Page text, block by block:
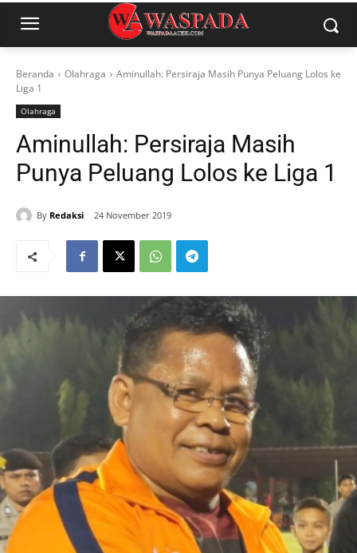
Beranda Olahraga
Aminullah: Persiraja Masih Punya Peluang Lolos ke
Liga 1
Olahraga
Aminullah: Persiraja Masih
Punya Peluang Lolos ke Liga 1
By Redaksi 24 November 2019